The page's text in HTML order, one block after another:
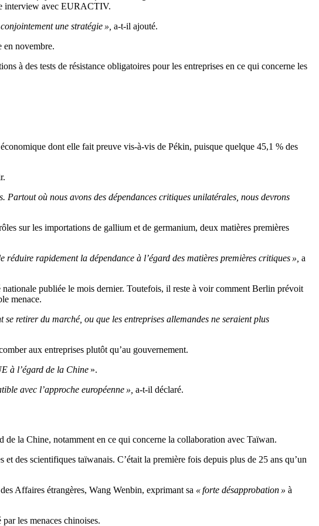
interview avec EURACTIV.
une stratégie », a-t-il ajouté.
en novembre.
à des tests de résistance obligatoires pour les entreprises en ce qui concerne les
dont elle fait preuve vis-à-vis de Pékin, puisque quelque 45,1 % des
Partout où nous avons des dépendances critiques unilatérales, nous devrons
sur les importations de gallium et de germanium, deux matières premières
réduire rapidement la dépendance à l’égard des matières premières critiques », a
nationale publiée le mois dernier. Toutefois, il reste à voir comment Berlin prévoit
menace.
retirer du marché, ou que les entreprises allemandes ne seraient plus
aux entreprises plutôt qu’au gouvernement.
à l’égard de la Chine ».
avec l’approche européenne », a-t-il déclaré.
de la Chine, notamment en ce qui concerne la collaboration avec Taïwan.
des scientifiques taïwanais. C’était la première fois depuis plus de 25 ans qu’un
Affaires étrangères, Wang Wenbin, exprimant sa « forte désapprobation » à
les menaces chinoises.